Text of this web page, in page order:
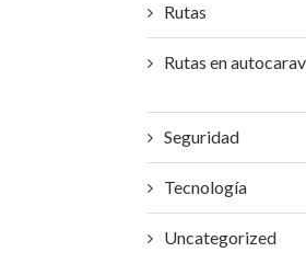
Rutas
Rutas en
Seguridad
Tecnología
Uncategorized